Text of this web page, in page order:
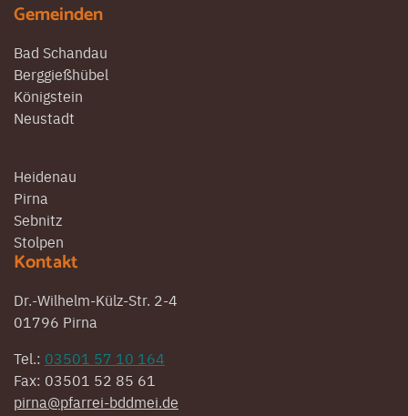
Gemeinden
Bad Schandau
Berggießhübel
Königstein
Neustadt
Heidenau
Pirna
Sebnitz
Stolpen
Kontakt
Dr.-Wilhelm-Külz-Str. 2-4
01796 Pirna
Tel.: 03501 57 10 164
Fax: 03501 52 85 61
pirna@pfarrei-bddmei.de